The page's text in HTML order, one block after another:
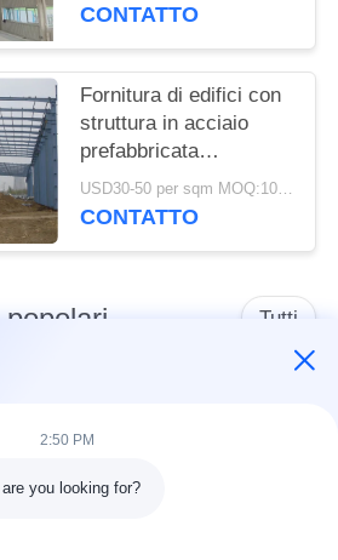
CONTATTO
Fornitura di edifici con
struttura in acciaio
prefabbricata
personalizzata zincata USD30-50 per sqm MOQ:1000 mq
CONTATTO
Tutti
Acciaio per
2:50 PM
you looking for?